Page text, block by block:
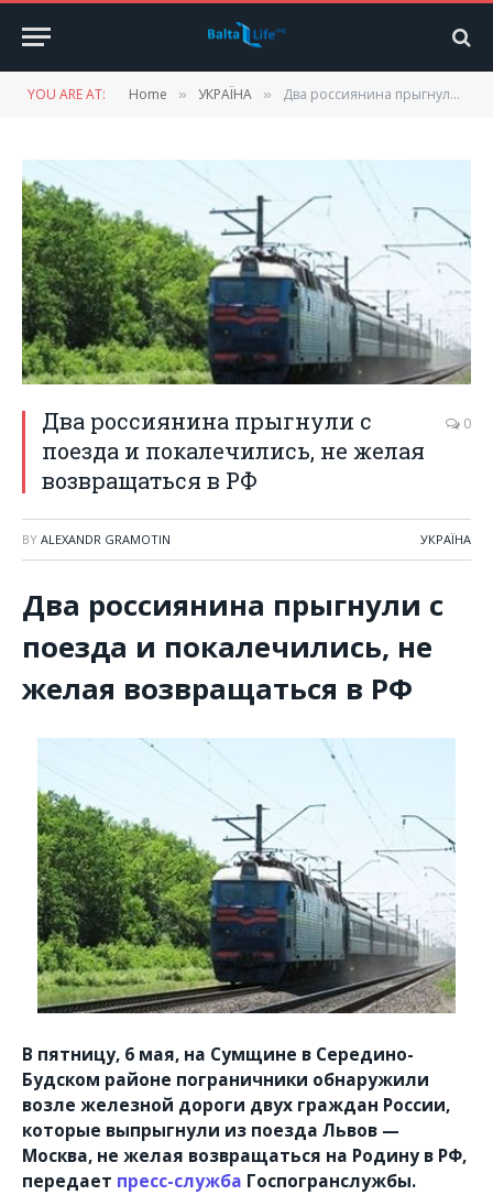
YOU ARE AT: Home » УКРАЇНА » Два россиянина прыгнули с поезда и покалечились, не желая возвращаться в РФ
Два россиянина прыгнули с
поезда и покалечились, не желая
возвращаться в РФ
0
BY ALEXANDR GRAMOTIN УКРАЇНА
Два россиянина прыгнули с
поезда и покалечились, не
желая возвращаться в РФ
В пятницу, 6 мая, на Сумщине в Середино-
Будском районе пограничники обнаружили
возле железной дороги двух граждан России,
которые выпрыгнули из поезда Львов —
Москва, не желая возвращаться на Родину в РФ,
передает пресс-служба Госпогранслужбы.